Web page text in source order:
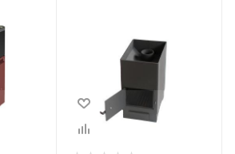
Глубина, мм
Высота, мм
591
Материал